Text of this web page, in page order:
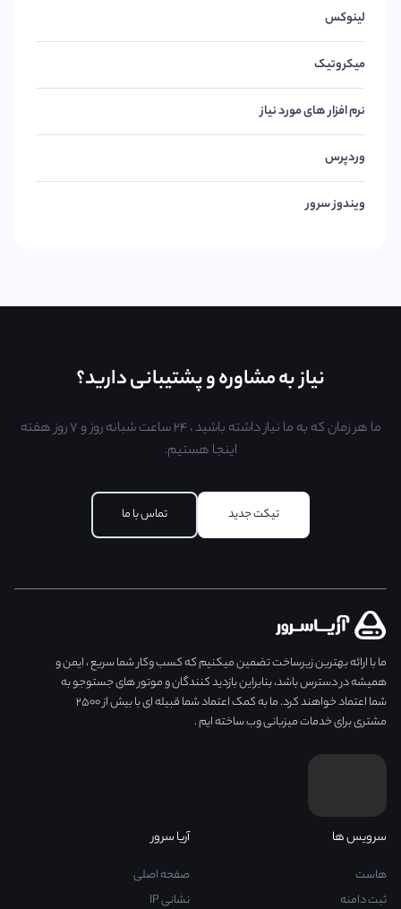
لینوکس
میکروتیک
نرم افزار های مورد نیاز
وردپرس
ویندوز سرور
نیاز به مشاوره و پشتیبانی دارید؟
ما هر زمان که به ما نیاز داشته باشید ، ۲۴ ساعت شبانه روز و ۷ روز هفته
اینجا هستیم.
تیکت جدید تماس با ما
ما با ارائه بهترین زیرساخت تضمین میکنیم که کسب وکار شما سریع ، ایمن و
همیشه در دسترس باشد، بنابراین بازدید کنندگان و موتور های جستوجو به
شما اعتماد خواهند کرد. ما به کمک اعتماد شما قبیله ای با بیش از ۲۵۰۰
مشتری برای خدمات میزبانی وب ساخته ایم .
سرویس ها
هاست
ثبت دامنه
آریا سرور
صفحه اصلی
نشانی IP